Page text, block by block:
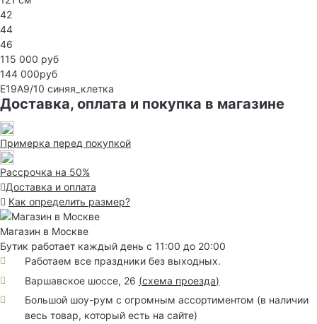
42
44
46
115 000 руб
144 000руб
E19A9/10 синяя_клетка
Доставка, оплата и покупка в магазине
Примерка перед покупкой
Рассрочка на 50%
Доставка и оплата
Как определить размер?
Магазин в Москве
Бутик работает каждый день с 11:00 до 20:00
Работаем все праздники без выходных.
Варшавское шоссе, 26 (схема проезда)
Большой шоу-рум с огромным ассортиментом (в наличии
весь товар, который есть на сайте)